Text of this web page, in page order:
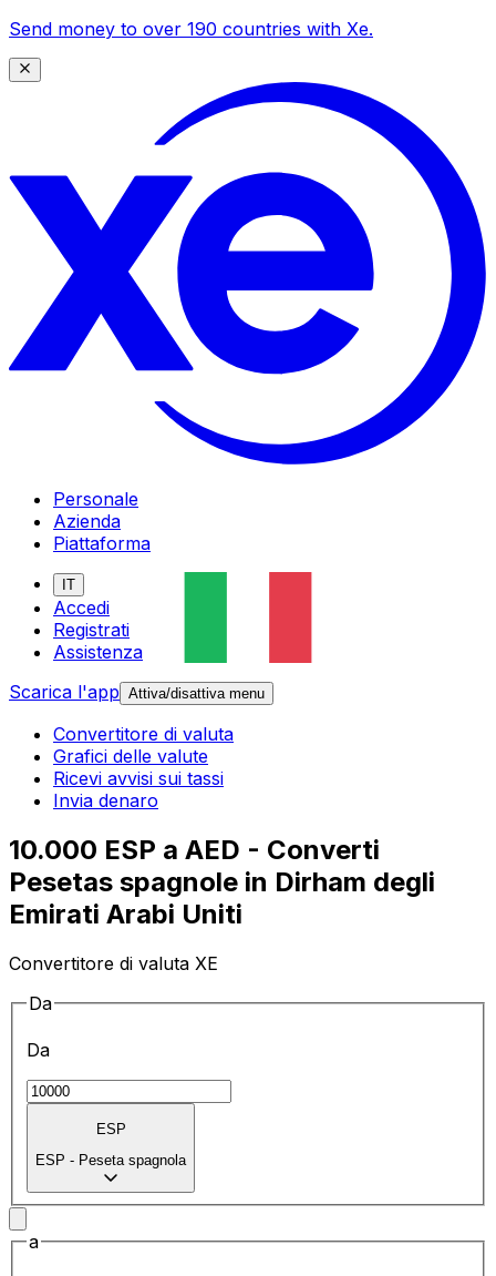
Send money to over 190 countries with Xe.
Personale
Azienda
Piattaforma
IT
Accedi
Registrati
Assistenza
Scarica l'app Attiva/disattiva menu
Convertitore di valuta
Grafici delle valute
Ricevi avvisi sui tassi
Invia denaro
10.000 ESP a AED - Converti
Pesetas spagnole in Dirham degli
Emirati Arabi Uniti
Convertitore di valuta XE
Da
Da
ESP
ESP - Peseta spagnola
a